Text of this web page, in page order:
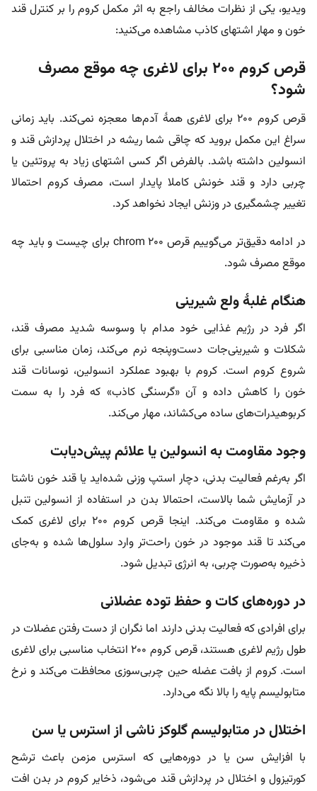
ویدیو، یکی از نظرات مخالف راجع به اثر مکمل کروم را بر کنترل قند
خون و مهار اشتهای کاذب مشاهده می‌کنید:
قرص کروم ۲۰۰ برای لاغری چه موقع مصرف
شود؟
قرص کروم ۲۰۰ برای لاغری همۀ آدم‌ها معجزه نمی‌کند. باید زمانی
سراغ این مکمل بروید که چاقی شما ریشه در اختلال پردازش قند و
انسولین داشته باشد. بالفرض اگر کسی اشتهای زیاد به پروتئین یا
چربی دارد و قند خونش کاملا پایدار است، مصرف کروم احتمالا
تغییر چشمگیری در وزنش ایجاد نخواهد کرد.
در ادامه دقیق‌تر می‌گوییم قرص chrom 200 برای چیست و باید چه
موقع مصرف شود.
هنگام غلبۀ ولع شیرینی
اگر فرد در رژیم غذایی خود مدام با وسوسه شدید مصرف قند،
شکلات و شیرینی‌جات دست‌وپنجه نرم می‌کند، زمان مناسبی برای
شروع کروم است. کروم با بهبود عملکرد انسولین، نوسانات قند
خون را کاهش داده و آن «گرسنگی کاذب» که فرد را به سمت
کربوهیدرات‌های ساده می‌کشاند، مهار می‌کند.
وجود مقاومت به انسولین یا علائم پیش‌دیابت
اگر به‌رغم فعالیت بدنی، دچار استپ وزنی شده‌اید یا قند خون ناشتا
در آزمایش شما بالاست، احتمالا بدن در استفاده از انسولین تنبل
شده و مقاومت می‌کند. اینجا قرص کروم ۲۰۰ برای لاغری کمک
می‌کند تا قند موجود در خون راحت‌تر وارد سلول‌ها شده و به‌جای
ذخیره به‌صورت چربی، به انرژی تبدیل شود.
در دوره‌های کات و حفظ توده عضلانی
برای افرادی که فعالیت بدنی دارند اما نگران از دست رفتن عضلات در
طول رژیم لاغری هستند، قرص کروم ۲۰۰ انتخاب مناسبی برای لاغری
است. کروم از بافت عضله حین چربی‌سوزی محافظت می‌کند و نرخ
متابولیسم پایه را بالا نگه می‌دارد.
اختلال در متابولیسم گلوکز ناشی از استرس یا سن
با افزایش سن یا در دوره‌هایی که استرس مزمن باعث ترشح
کورتیزول و اختلال در پردازش قند می‌شود، ذخایر کروم در بدن افت